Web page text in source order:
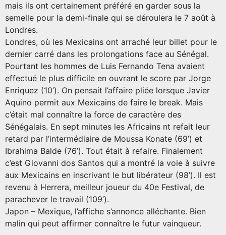
mais ils ont certainement préféré en garder sous la
semelle pour la demi-finale qui se déroulera le 7 août à
Londres.
Londres, où les Mexicains ont arraché leur billet pour le
dernier carré dans les prolongations face au Sénégal.
Pourtant les hommes de Luis Fernando Tena avaient
effectué le plus difficile en ouvrant le score par Jorge
Enriquez (10’). On pensait l’affaire pliée lorsque Javier
Aquino permit aux Mexicains de faire le break. Mais
c’était mal connaître la force de caractère des
Sénégalais. En sept minutes les Africains nt refait leur
retard par l’intermédiaire de Moussa Konate (69’) et
Ibrahima Balde (76’). Tout était à refaire. Finalement
c’est Giovanni dos Santos qui a montré la voie à suivre
aux Mexicains en inscrivant le but libérateur (98’). Il est
revenu à Herrera, meilleur joueur du 40e Festival, de
parachever le travail (109’).
Japon – Mexique, l’affiche s’annonce alléchante. Bien
malin qui peut affirmer connaître le futur vainqueur.